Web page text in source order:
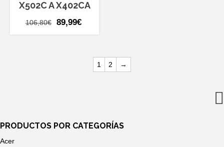
X502C A X402CA
106,80€
El
89,99€
es:
89,99€.
1 2 →
PRODUCTOS POR CATEGORÍAS
Acer